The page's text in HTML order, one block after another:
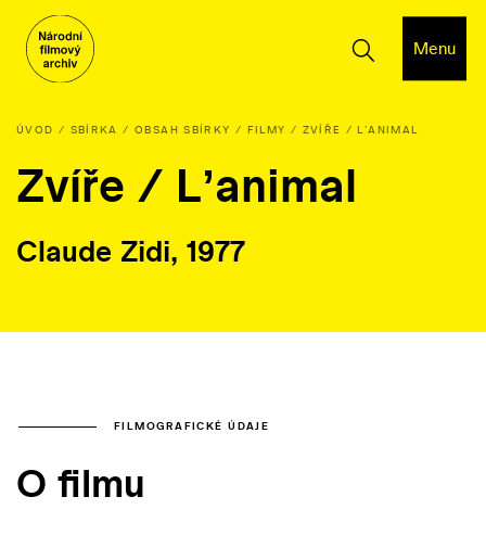
Menu
ÚVOD SBÍRKA OBSAH SBÍRKY FILMY ZVÍŘE / LʼANIMAL
Zvíře / Lʼanimal
Claude Zidi, 1977
FILMOGRAFICKÉ ÚDAJE
O filmu